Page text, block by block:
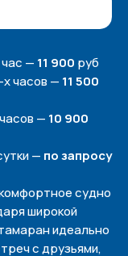
— 11 900 руб
часов — 11 500
— 10 900
— по запросу
судно
широкой
идеально
с друзьями,